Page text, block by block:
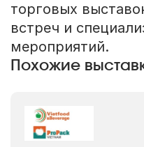
торговых
встреч и
мероприятий.
Похожие